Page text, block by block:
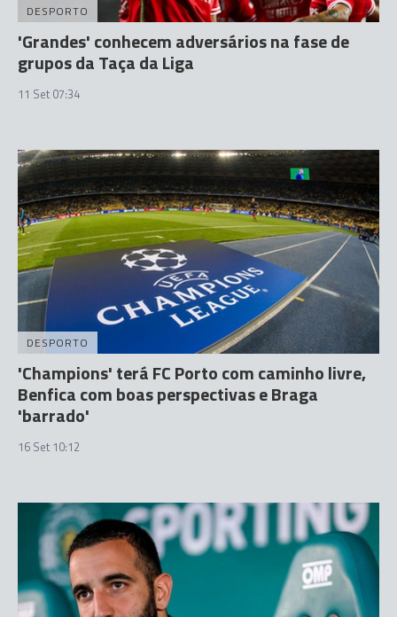
DESPORTO
'Grandes' conhecem adversários na fase de
grupos da Taça da Liga
11 Set 07:34
DESPORTO
'Champions' terá FC Porto com caminho livre,
Benfica com boas perspectivas e Braga
'barrado'
16 Set 10:12